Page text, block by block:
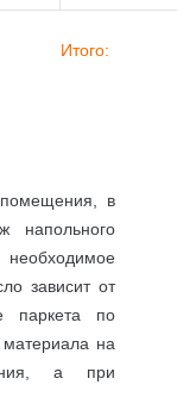
Итого:
в
напольного
зависит от
паркета по
на
а при